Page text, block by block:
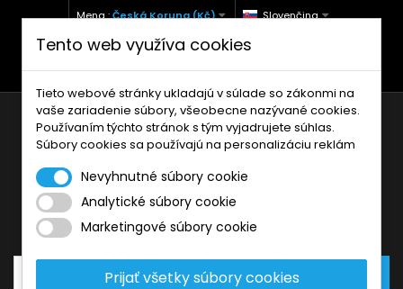
Mena :Česká Koruna (Kč) Slovenčina
+420 771 127 977 (Po-Pá, 9-12 a 13-17)
Košík0Produkty
Tento web využíva cookies
Tieto webové stránky ukladajú v súlade so zákonmi na
vaše zariadenie súbory, všeobecne nazývané cookies.
Používaním týchto stránok s tým vyjadrujete súhlas.
Súbory cookies sa používajú na personalizáciu reklám
Nevyhnutné súbory cookie
Analytické súbory cookie
Marketingové súbory cookie
Prijať všetky súbory cookies